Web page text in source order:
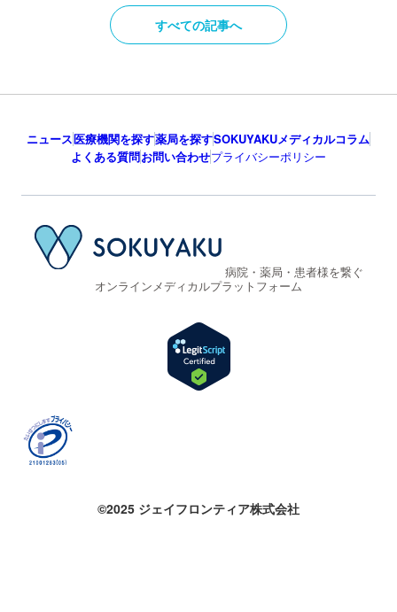
すべての記事へ
ニュース医療機関を探す薬局を探すSOKUYAKUメディカルコラム
よくある質問お問い合わせプライバシーポリシー
病院・薬局・患者様を繋ぐ
オンラインメディカルプラットフォーム
©2025 ジェイフロンティア株式会社